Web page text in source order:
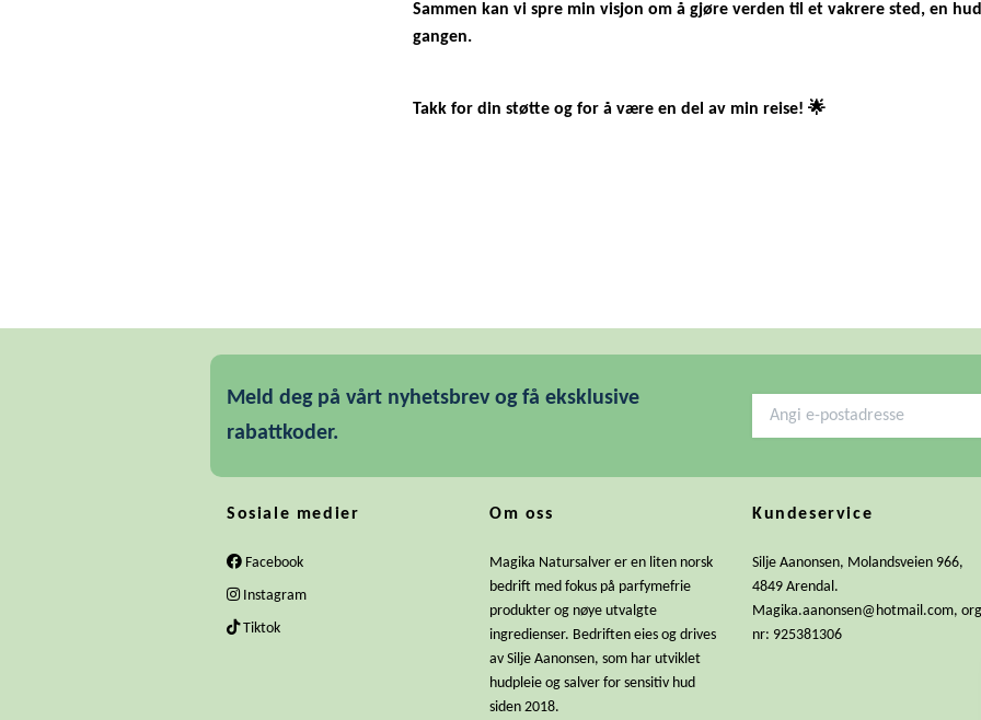
Sammen kan vi spre min visjon om å gjøre verden til et vakrere sted, en
gangen.
Takk for din støtte og for å være en del av min reise! 🌟
Meld deg på vårt nyhetsbrev og få eksklusive
rabattkoder.
Sosiale medier
Facebook
Instagram
Tiktok
Om oss
Magika Natursalver er en liten norsk
bedrift med fokus på parfymefrie
produkter og nøye utvalgte
ingredienser. Bedriften eies og drives
av Silje Aanonsen, som har utviklet
hudpleie og salver for sensitiv hud
siden 2018.
Kundeservice
Silje Aanonsen, Molandsveien 966,
4849 Arendal.
Magika.aanonsen@hotmail.com, org
nr: 925381306